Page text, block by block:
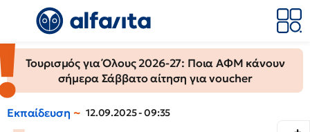
Τουρισμός για Όλους 2026-27: Ποια ΑΦΜ κάνουν
σήμερα Σάββατο αίτηση για voucher
Εκπαίδευση 12.09.2025 - 09:35